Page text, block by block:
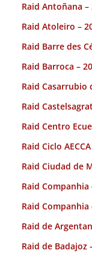
Raid Antoñana –
Raid Atoleiro –
Raid Barre des
Raid Barroca –
Raid Casarrubio
Raid
Raid Centro
Raid Ciclo
Raid Ciudad de
Raid Companhia
Raid Companhia
Raid de
Raid de Badajoz